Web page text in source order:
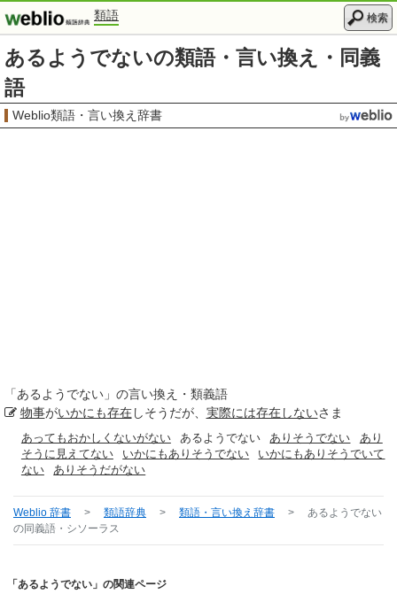
類語 検索
あるようでないの類語・言い換え・同義
語
Weblio類語・言い換え辞書
「あるようでない 」の言い換え・類義語
物事がいかにも存在しそうだが、 実際には存在しないさま
あってもおかしくないがない あるようでない ありそうでない
あり
そうに見えてない
いかにもありそうでない
いかにもありそうでいて
ない
ありそうだがない
Weblio 辞書 > 類語辞典 > 類語・言い換え辞書 >
あるようでない
の同義語・シソーラス
「あるようでない」の関連ページ